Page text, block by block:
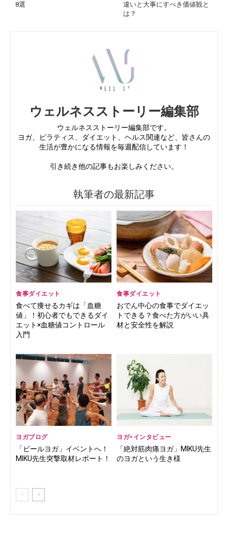
8選
違いと大事にすべき価値観と
は？
ウェルネスストーリー編集部
ウェルネスストーリー編集部です。
ヨガ、ピラティス、ダイエット、ヘルス関連など、皆さんの
生活が豊かになる情報を毎週配信しています！
引き続き他の記事もお楽しみください。
執筆者の最新記事
食事ダイエット
食べて痩せるカギは「血糖
値」！初心者でもできるダイ
エット×血糖値コントロール
入門
食事ダイエット
おでん中心の食事でダイエッ
トできる？食べた方がいい具
材と安全性を解説
ヨガブログ
「ビールヨガ」イベントへ！
MIKU先生突撃取材レポート！
ヨガ×インタビュー
「絶対筋肉痛ヨガ」MIKU先生
のヨガという生き様